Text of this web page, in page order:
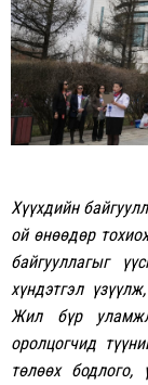
Хүүхдийн
ой өнөөдөр
байгууллагыг
хүндэтгэл
Жил бүр
оролцогчид
төлөөх